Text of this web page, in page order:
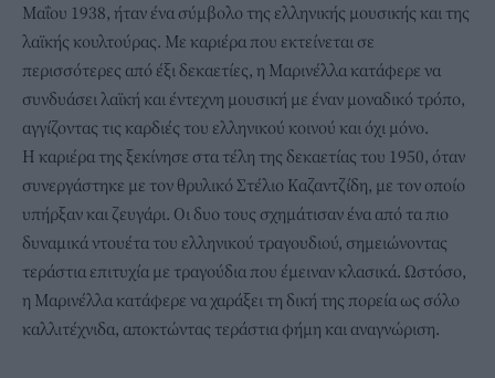
Μαΐου 1938, ήταν ένα σύμβολο της ελληνικής μουσικής και της
λαϊκής κουλτούρας. Με καριέρα που εκτείνεται σε
περισσότερες από έξι δεκαετίες, η Μαρινέλλα κατάφερε να
συνδυάσει λαϊκή και έντεχνη μουσική με έναν μοναδικό τρόπο,
αγγίζοντας τις καρδιές του ελληνικού κοινού και όχι μόνο.
Η καριέρα της ξεκίνησε στα τέλη της δεκαετίας του 1950, όταν
συνεργάστηκε με τον θρυλικό Στέλιο Καζαντζίδη, με τον οποίο
υπήρξαν και ζευγάρι. Οι δυο τους σχημάτισαν ένα από τα πιο
δυναμικά ντουέτα του ελληνικού τραγουδιού, σημειώνοντας
τεράστια επιτυχία με τραγούδια που έμειναν κλασικά. Ωστόσο,
η Μαρινέλλα κατάφερε να χαράξει τη δική της πορεία ως σόλο
καλλιτέχνιδα, αποκτώντας τεράστια φήμη και αναγνώριση.